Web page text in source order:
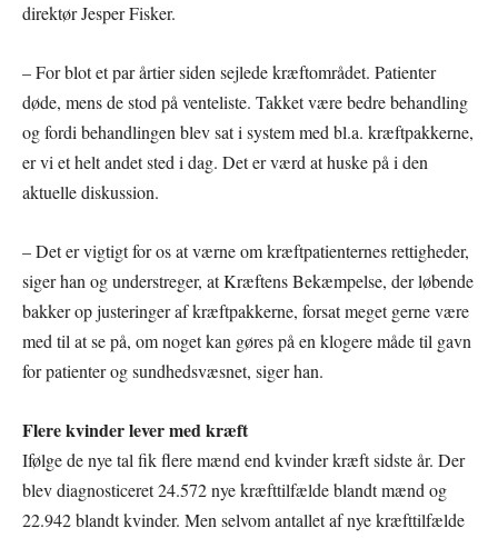
direktør Jesper Fisker.
– For blot et par årtier siden sejlede kræftområdet. Patienter
døde, mens de stod på venteliste. Takket være bedre behandling
og fordi behandlingen blev sat i system med bl.a. kræftpakkerne,
er vi et helt andet sted i dag. Det er værd at huske på i den
aktuelle diskussion.
– Det er vigtigt for os at værne om kræftpatienternes rettigheder,
siger han og understreger, at Kræftens Bekæmpelse, der løbende
bakker op justeringer af kræftpakkerne, forsat meget gerne være
med til at se på, om noget kan gøres på en klogere måde til gavn
for patienter og sundhedsvæsnet, siger han.
Flere kvinder lever med kræft
Ifølge de nye tal fik flere mænd end kvinder kræft sidste år. Der
blev diagnosticeret 24.572 nye kræfttilfælde blandt mænd og
22.942 blandt kvinder. Men selvom antallet af nye kræfttilfælde